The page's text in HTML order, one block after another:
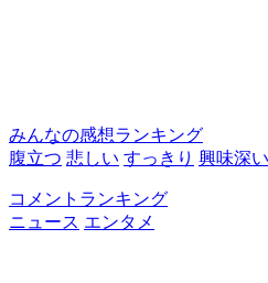
みんなの感想ランキング
腹立つ 悲しい すっきり 興味深い
コメントランキング
ニュース エンタメ